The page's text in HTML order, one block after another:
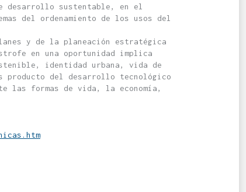
sustentable, en el
del ordenamiento de los usos del
y de la planeación estratégica
en una oportunidad implica
identidad urbana, vida de
producto del desarrollo tecnológico
las formas de vida, la economía,